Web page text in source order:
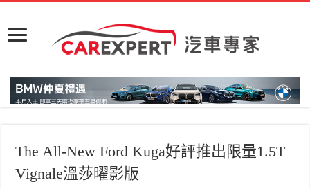
The All-New Ford Kuga好評推出限量1.5T
Vignale溫莎曜影版